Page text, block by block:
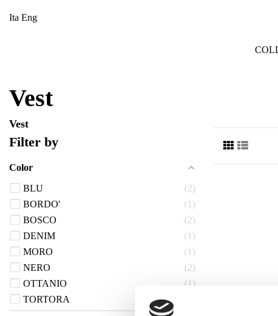
Ita Eng
Vest
Vest
Filter by
Color
BLU
2
BORDO'
1
BOSCO
2
DENIM
1
MORO
1
NERO
2
OTTANIO
1
TORTORA